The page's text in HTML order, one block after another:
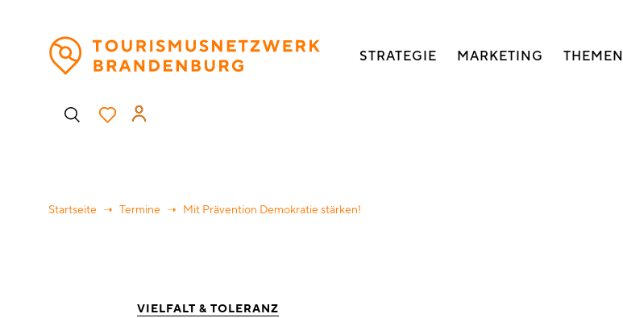
Hauptnavigation
STRATEGIE MARKETING THEMEN
Benutzermenü
Startseite Termine Mit Prävention Demokratie stärken!
VIELFALT & TOLERANZ